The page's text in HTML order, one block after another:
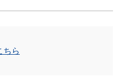
ちら